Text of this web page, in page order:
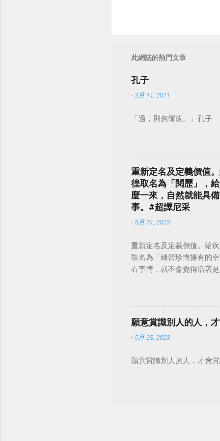
此網誌的熱門文章
孔子
-3月 11, 2011
「過，則匆憚改。」孔子
重新定名及定義價值
徨取名為「閱歷」，
麼一來，自然就能具
事。#超譯尼采
- 5月 31, 2023
重新定名及定義價值。給
取名為「練習珍惜擁有的
看事情，就不會覺得活著
願意賞識別人的人，
- 5月 23, 2023
願意賞識別人的人，才會